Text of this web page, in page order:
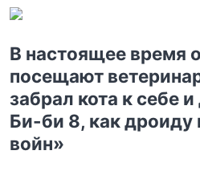
В настоящее время
посещают
забрал кота к себе
Би-би 8, как дроиду
войн»